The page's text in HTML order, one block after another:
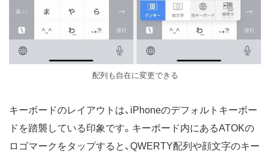
配列も自在に変更できる
キーボードのレイアウトは、iPhoneのデフォルトキーボー
ドを踏襲している印象です。キーボード内にあるATOKの
ロゴマークをタップすると、QWERTY配列や顔文字のキー